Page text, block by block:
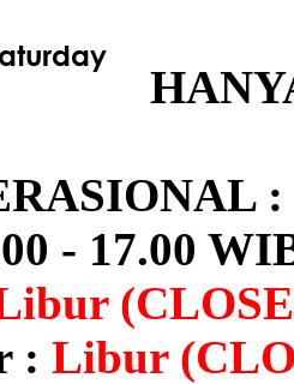
:
- 17.00
: Libur